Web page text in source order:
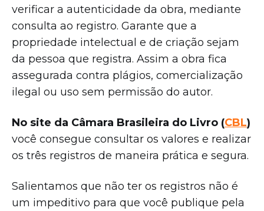
verificar a autenticidade da obra, mediante
consulta ao registro. Garante que a
propriedade intelectual e de criação sejam
da pessoa que registra. Assim a obra fica
assegurada contra plágios, comercialização
ilegal ou uso sem permissão do autor.
No site da Câmara Brasileira do Livro (CBL)
você consegue consultar os valores e realizar
os três registros de maneira prática e segura.
Salientamos que não ter os registros não é
um impeditivo para que você publique pela